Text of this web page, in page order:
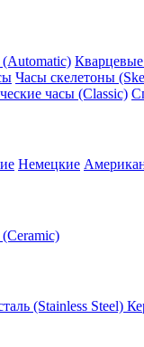
(Automatic)
Часы скелетоны
часы (Classic)
Немецкие
(Stainless Steel)